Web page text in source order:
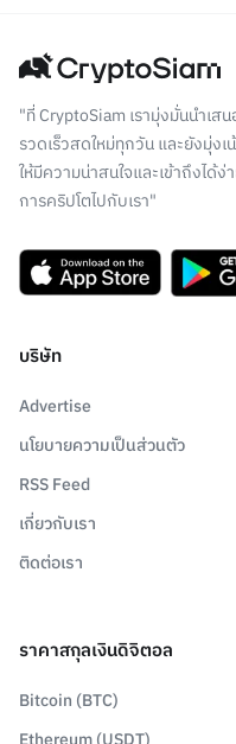
"ที่ CryptoSiam เรามุ่งมั่นนำเส
รวดเร็วสดใหม่ทุกวัน และยังมุ่งเ
ให้มีความน่าสนใจและเข้าถึงได้
การคริปโตไปกับเรา"
บริษัท
Advertise
นโยบายความเป็นส่วนตัว
RSS Feed
เกี่ยวกับเรา
ติดต่อเรา
ราคาสกุลเงินดิจิตอล
Bitcoin (BTC)